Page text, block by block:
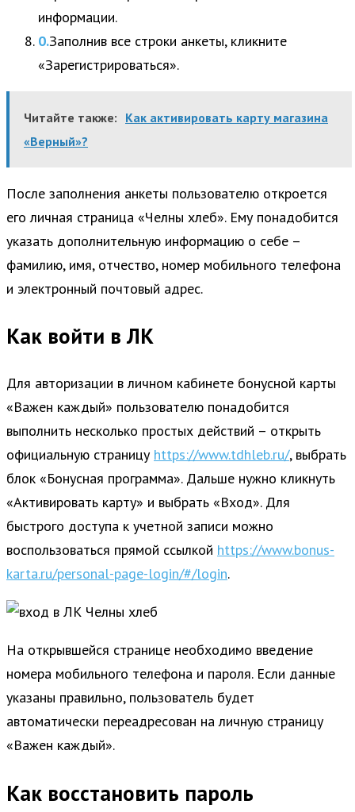
информации.
Заполнив все строки анкеты, кликните
«Зарегистрироваться».
Читайте также: Как активировать карту магазина
«Верный»?
После заполнения анкеты пользователю откроется
его личная страница «Челны хлеб». Ему понадобится
указать дополнительную информацию о себе –
фамилию, имя, отчество, номер мобильного телефона
и электронный почтовый адрес.
Как войти в ЛК
Для авторизации в личном кабинете бонусной карты
«Важен каждый» пользователю понадобится
выполнить несколько простых действий – открыть
официальную страницу https://www.tdhleb.ru/, выбрать
блок «Бонусная программа». Дальше нужно кликнуть
«Активировать карту» и выбрать «Вход». Для
быстрого доступа к учетной записи можно
воспользоваться прямой ссылкой https://www.bonus-
karta.ru/personal-page-login/#/login.
На открывшейся странице необходимо введение
номера мобильного телефона и пароля. Если данные
указаны правильно, пользователь будет
автоматически переадресован на личную страницу
«Важен каждый».
Как восстановить пароль